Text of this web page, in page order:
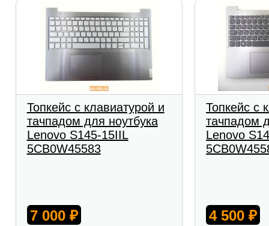
Топкейс с клавиатурой и
тачпадом для ноутбука
Lenovo S145-15IIL
5CB0W45583
7 000 ₽
Топкейс с
тачпадом
Lenovo
4 500₽